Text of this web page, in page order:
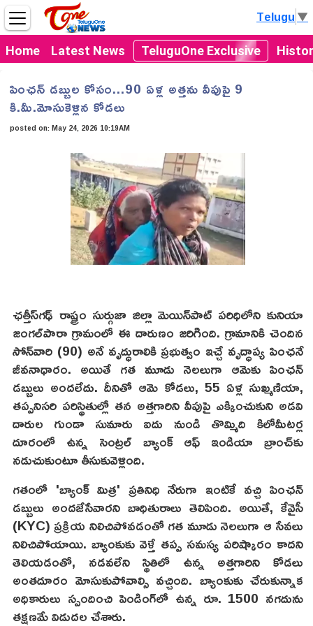
Home Latest News TeluguOne Exclusive
Telugu▼
పింఛన్ డబ్బుల కోసం...90 ఏళ్ల అత్తను వీపుపై 9
కి.మీ.మోసుకెళ్లిన కోడలు
posted on:May 24, 2026 10:19AM
ఛత్తీస్‌గఢ్‌ రాష్ట్రం సుర్గుజా జిల్లా మెయిన్‌పాట్ పరిధిలోని కునియా
జంగల్‌పారా గ్రామంలో ఈ దారుణం జరిగింది. గ్రామానికి చెందిన
సోన్‌వారి (90) అనే వృద్ధురాలికి ప్రభుత్వం ఇచ్చే వృద్ధాప్య పింఛనే
జీవనాధారం. అయితే గత మూడు నెలలుగా ఆమెకు పింఛన్
డబ్బులు అందలేదు. దీనితో ఆమె కోడలు, 55 ఏళ్ల సుఖ్మణియా,
తప్పనిసరి పరిస్థితుల్లో తన అత్తగారిని వీపుపై ఎక్కించుకుని అడవి
దారుల గుండా సుమారు ఐదు నుండి తొమ్మిది కిలోమీటర్ల
దూరంలో ఉన్న సెంట్రల్ బ్యాంక్ ఆఫ్ ఇండియా బ్రాంచ్‌కు
నడుచుకుంటూ తీసుకువెళ్లింది.
గతంలో 'బ్యాంక్ మిత్ర' ప్రతినిధి నేరుగా ఇంటికే వచ్చి పింఛన్
డబ్బులు అందజేసేవారని బాధితురాలు తెలిపింది. అయితే, కేవైసీ
(KYC) ప్రక్రియ నిలిచిపోవడంతో గత మూడు నెలలుగా ఆ సేవలు
నిలిచిపోయాయి. బ్యాంకుకు వెళ్తే తప్ప సమస్య పరిష్కారం కాదని
తెలియడంతో, నడవలేని స్థితిలో ఉన్న అత్తగారిని కోడలు
అంతదూరం మోసుకుపోవాల్సి వచ్చింది. బ్యాంకుకు చేరుకున్నాక
అధికారులు స్పందించి పెండింగ్‌లో ఉన్న రూ. 1500 నగదును
తక్షణమే విడుదల చేశారు.